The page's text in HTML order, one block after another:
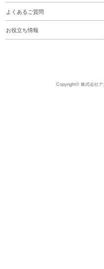
よくあるご質問
お役立ち情報
Copyright© 株式会社